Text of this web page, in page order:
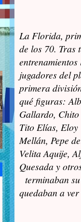
La Florida,
de los 70. Tras
entrenamientos
jugadores del
primera
qué figuras:
Gallardo,
Tito Elías, Eloy
Mellán, Pepe
Velita Aquije,
Quesada y
terminaban
quedaban a